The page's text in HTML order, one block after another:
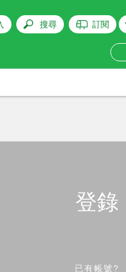
搜尋 訂閱
登錄
已有帳號?